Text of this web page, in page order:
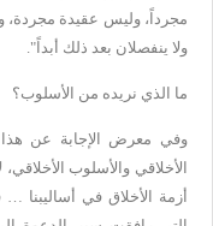
مجرداً، وليس عقيدة مجردة،
ولا ينفصلان بعد ذلك أبداً".
ما الذي نريده من الأسلوب؟
وفي معرض الإجابة عن
الأخلاقي والأسلوب الأخلاقي،
أزمة
الأخلاق في أساليبنا